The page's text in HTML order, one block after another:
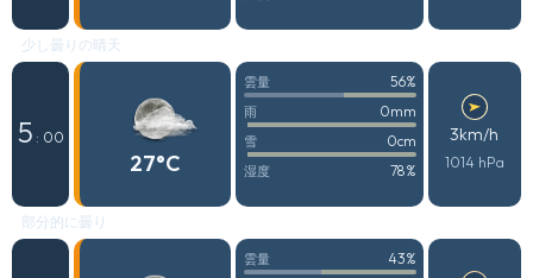
少し曇りの晴天
5 : 00
27°C
雲量 56%
雨 0mm
雪 0cm
湿度 78%
3km/h
1014 hPa
部分的に曇り
雲量 43%